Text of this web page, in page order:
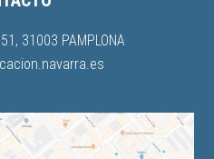
31003 PAMPLONA